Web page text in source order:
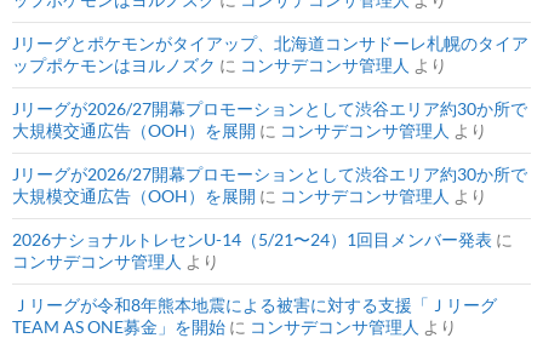
Jリーグとポケモンがタイアップ、北海道コンサドーレ札幌のタイア
ップポケモンはヨルノズク に コンサデコンサ管理人 より
Jリーグが2026/27開幕プロモーションとして渋谷エリア約30か所で
大規模交通広告（OOH）を展開 に コンサデコンサ管理人 より
Jリーグが2026/27開幕プロモーションとして渋谷エリア約30か所で
大規模交通広告（OOH）を展開 に コンサデコンサ管理人 より
2026ナショナルトレセンU-14（5/21〜24）1回目メンバー発表 に
コンサデコンサ管理人 より
Ｊリーグが令和8年熊本地震による被害に対する支援「Ｊリーグ
TEAM AS ONE募金」を開始 に コンサデコンサ管理人 より